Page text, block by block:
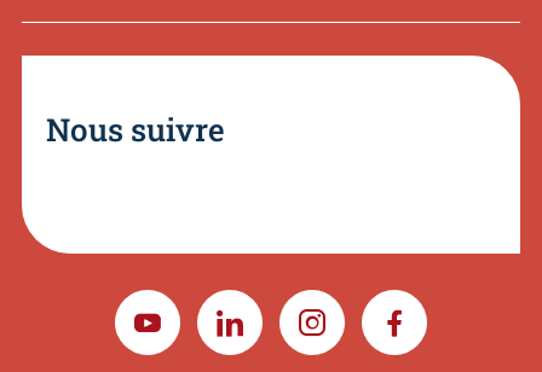
Nous suivre
YOUTUBELINKEDININSTAGRAMFACEBOOK